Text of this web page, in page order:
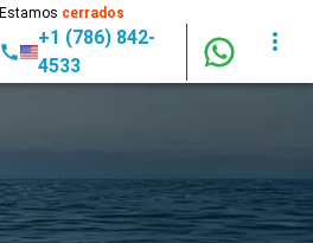
Estamos cerrados
+1 (786) 842-
4533